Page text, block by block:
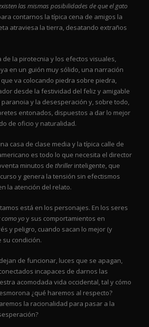
las mismas posibilidades de que el gato
contarnos la típica cena de amigos la
atraviesa la tierra, desatando extraños
de la pirotecnia y los efectos visuales,
en un guión muy sólido, una narración
va colocando piedra sobre piedra,
desde la festividad del feliz y amigable
y la desesperación y, sobre todo,
entonados, dispuestos a dar lo mejor
de oficio y naturalidad.
casa de clase media y la típica calle de
es todo lo que necesita el director
minutos de thrillerinteligente, que
y genera la tensión sin efectismos
la atención del relato.
está en los personajes. En los seres
yoy sus comportamientos en
y peligro, cuando sacan lo mejor (y
su condición.
de funcionar, luces que se apagan,
incapaces de darnos las
acomodada vida occidental, tal y cómo
¿qué haremos al respecto?
la racionalidad para pasar a la